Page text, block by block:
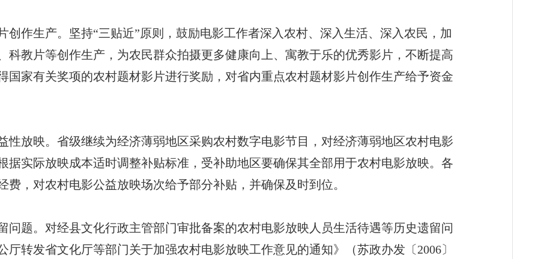
作生产。坚持“三贴近”原则，鼓励电影工作者深入农村、深入生活、深入农民，加
科教片等创作生产，为农民群众拍摄更多健康向上、寓教于乐的优秀影片，不断提高
国家有关奖项的农村题材影片进行奖励，对省内重点农村题材影片创作生产给予资金
放映。省级继续为经济薄弱地区采购农村数字电影节目，对经济薄弱地区农村电影
据实际放映成本适时调整补贴标准，受补助地区要确保其全部用于农村电影放映。各
费，对农村电影公益放映场次给予部分补贴，并确保及时到位。
题。对经县文化行政主管部门审批备案的农村电影放映人员生活待遇等历史遗留问
厅转发省文化厅等部门关于加强农村电影放映工作意见的通知》（苏政办发〔2006〕